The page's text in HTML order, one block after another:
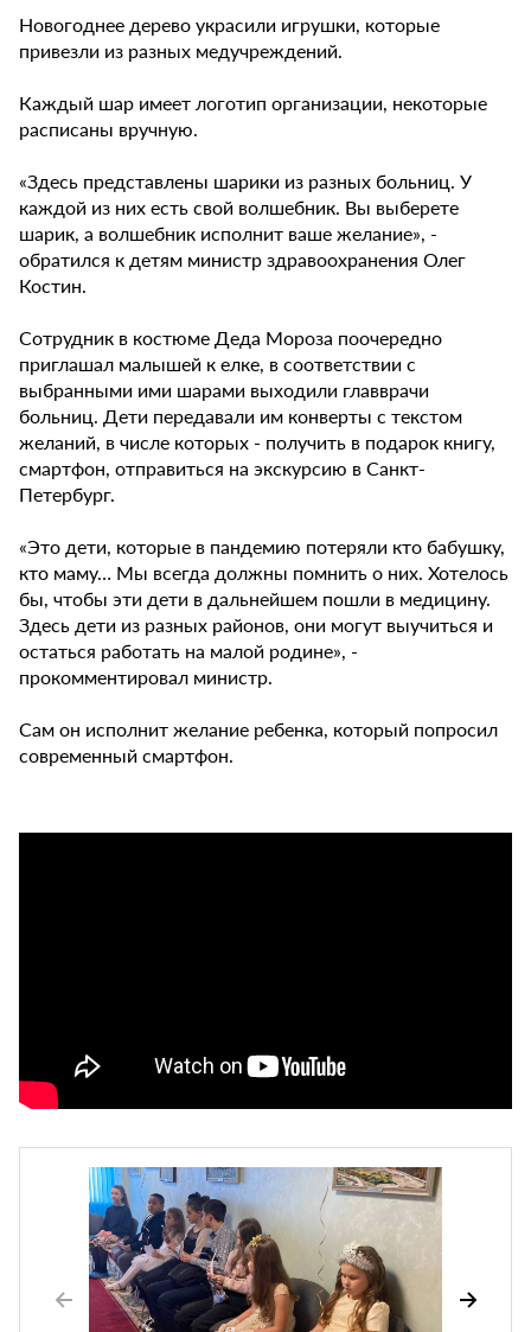
Новогоднее дерево украсили игрушки, которые
привезли из разных медучреждений.
Каждый шар имеет логотип организации, некоторые
расписаны вручную.
«Здесь представлены шарики из разных больниц. У
каждой из них есть свой волшебник. Вы выберете
шарик, а волшебник исполнит ваше желание», -
обратился к детям министр здравоохранения Олег
Костин.
Сотрудник в костюме Деда Мороза поочередно
приглашал малышей к елке, в соответствии с
выбранными ими шарами выходили главврачи
больниц. Дети передавали им конверты с текстом
желаний, в числе которых - получить в подарок книгу,
смартфон, отправиться на экскурсию в Санкт-
Петербург.
«Это дети, которые в пандемию потеряли кто бабушку,
кто маму… Мы всегда должны помнить о них. Хотелось
бы, чтобы эти дети в дальнейшем пошли в медицину.
Здесь дети из разных районов, они могут выучиться и
остаться работать на малой родине», -
прокомментировал министр.
Сам он исполнит желание ребенка, который попросил
современный смартфон.